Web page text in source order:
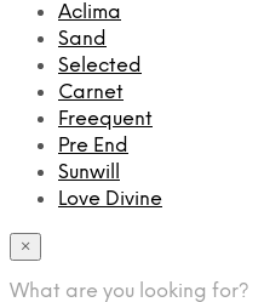
Aclima
Sand
Selected
Carnet
Freequent
Pre End
Sunwill
Love Divine
×
What are you looking for?